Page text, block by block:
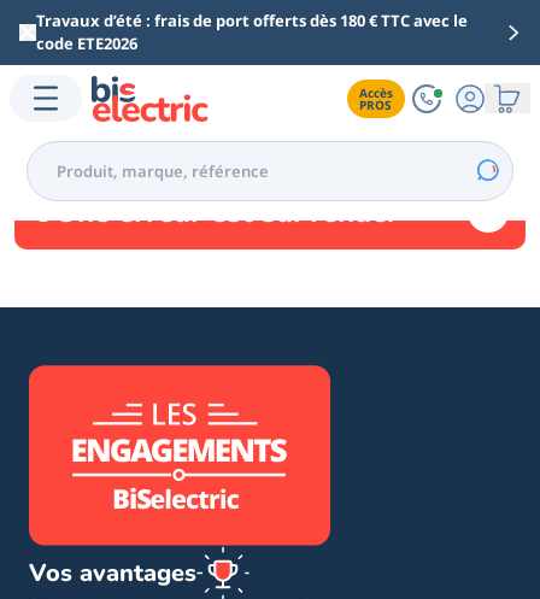
Aller au contenu principal
Travaux d’été : frais de port offerts dès 180 € TTC avec le
code ETE2026
Accès
PROS
Une erreur est survenue.
Vos avantages